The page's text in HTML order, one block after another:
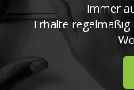
Immer
Erhalte regelmäßig